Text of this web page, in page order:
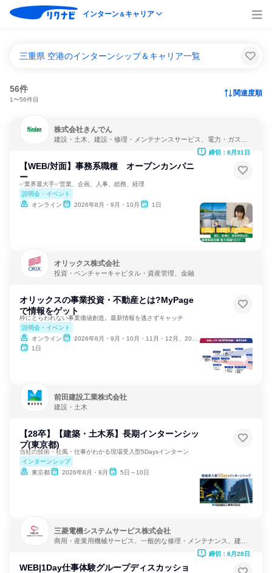
インターン＆キャリア
三重県 空港のインターンシップ＆キャリア一覧
56件
1〜56件目
関連度順
株式会社きんでん
建設・土木、建設・修理・メンテナンスサービス、電力・ガス・
【WEB/対面】事務系職種 オープンカンパニ
ー
✅業界最大手✅営業、企画、人事、総務、経理
説明会・イベント
オンライン
2026年8月・9月・10月 1日
締切：8月31日
オリックス株式会社
投資・ベンチャーキャピタル・資産管理、金融
オリックスの事業投資・不動産とは?MyPage
で情報をゲット
枠にとらわれない事業価値創造。最新情報を逃さずキャッチ
説明会・イベント
オンライン
2026年8月・9月・10月・11月・12月、2027年1月
1日
前田建設工業株式会社
建設・土木
【28卒】【建築・土木系】長期インターンシッ
プ(東京都)
当社の技術・社風・仕事がわかる現場受入型5Daysインターン
インターンシップ
東京都
2026年8月・9月 5日～10日
三菱電機システムサービス株式会社
商用・産業用機械サービス、一般的な修理・メンテナンス、建
WEB|1Day仕事体験グループディスカッショ
締切：8月28日